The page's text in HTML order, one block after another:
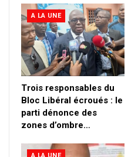
A LA UNE
Trois responsables du
Bloc Libéral écroués : le
parti dénonce des
zones d’ombre…